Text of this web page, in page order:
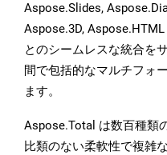
Aspose.Slides,
Aspose.3D,
とのシームレスな統合を
間で包括的なマルチフォ
ます。
Aspose.Total は数百種類
比類のない柔軟性で複雑